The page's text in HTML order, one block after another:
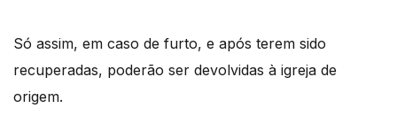
Só assim, em caso de furto, e após terem sido
recuperadas, poderão ser devolvidas à igreja de
origem.